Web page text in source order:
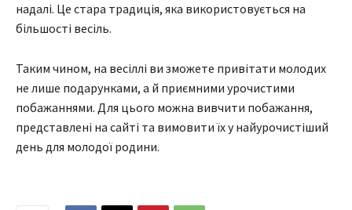
надалі. Це стара традиція, яка використовується на
більшості весіль.
Таким чином, на весіллі ви зможете привітати молодих
не лише подарунками, а й приємними урочистими
побажаннями. Для цього можна вивчити побажання,
представлені на сайті та вимовити їх у найурочистіший
день для молодої родини.